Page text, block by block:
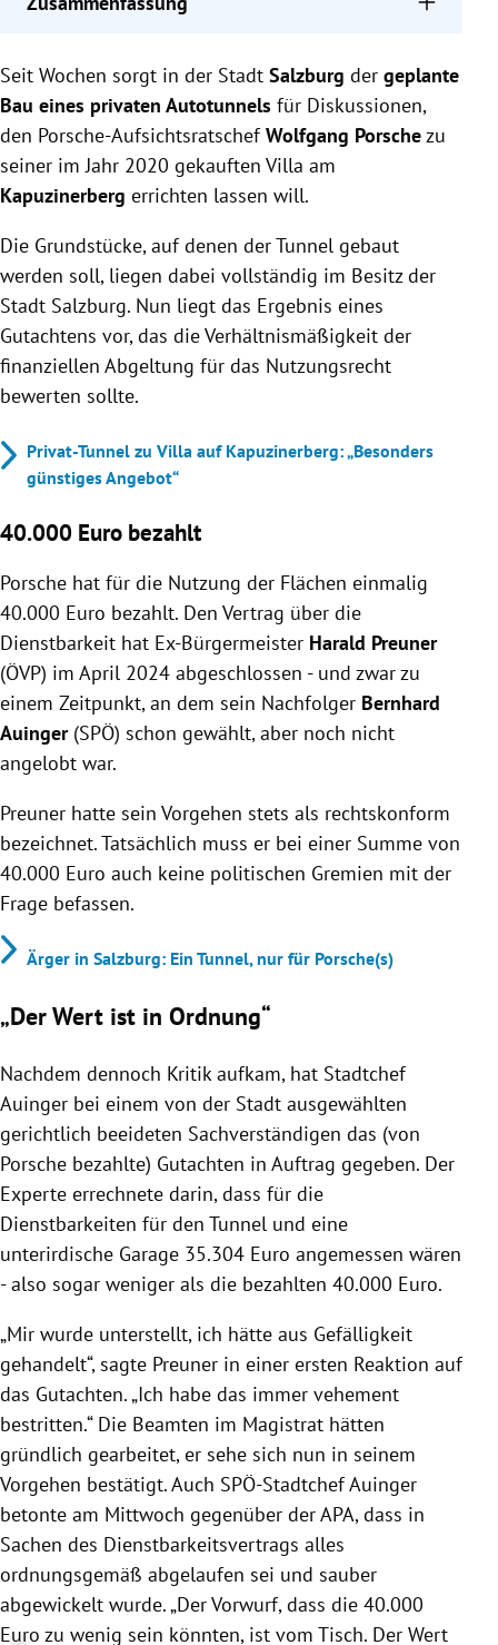
das Nutzungsrecht der Grundstücke zum Bau eines
Porsche-Tunnels angemessen sind.
Ex-Bürgermeister Harald Preuner sieht sich in
seinem Vorgehen bestätigt, während die Bürgerliste
weiterhin Kritik äußert.
Für die Änderung des Flächenwidmungsplans ist
ein Gemeinderatsbeschluss erforderlich, der am 14.
Mai erwartet wird.
Seit Wochen sorgt in der Stadt Salzburg der geplante
Bau eines privaten Autotunnels für Diskussionen,
den Porsche-AufsichtsratschefWolfgang Porschezu
seiner im Jahr 2020 gekauften Villa am
Kapuzinerberg errichten lassen will.
Die Grundstücke, auf denen der Tunnel gebaut
werden soll, liegen dabei vollständig im Besitz der
Stadt Salzburg. Nun liegt das Ergebnis eines
Gutachtens vor, das die Verhältnismäßigkeit der
finanziellen Abgeltung für das Nutzungsrecht
bewerten sollte.
Privat-Tunnel zu Villa auf Kapuzinerberg: „Besonders
günstiges Angebot“
40.000 Euro bezahlt
Porsche hat für die Nutzung der Flächen einmalig
40.000 Euro bezahlt. Den Vertrag über die
Dienstbarkeit hat Ex-Bürgermeister Harald Preuner
(ÖVP) im April 2024 abgeschlossen - und zwar zu
einem Zeitpunkt, an dem sein Nachfolger Bernhard
Auinger (SPÖ) schon gewählt, aber noch nicht
angelobt war.
Preuner hatte sein Vorgehen stets als rechtskonform
bezeichnet. Tatsächlich muss er bei einer Summe von
40.000 Euro auch keine politischen Gremien mit der
Frage befassen.
Ärger in Salzburg: Ein Tunnel, nur für Porsche(s)
„Der Wert ist in Ordnung“
Nachdem dennoch Kritik aufkam, hat Stadtchef
Auinger bei einem von der Stadt ausgewählten
gerichtlich beeideten Sachverständigen das (von
Porsche bezahlte) Gutachten in Auftrag gegeben. Der
Experte errechnete darin, dass für die
Dienstbarkeiten für den Tunnel und eine
unterirdische Garage 35.304 Euro angemessen wären
- also sogar weniger als die bezahlten 40.000 Euro.
„Mir wurde unterstellt, ich hätte aus Gefälligkeit
gehandelt“, sagte Preuner in einer ersten Reaktion auf
das Gutachten. „Ich habe das immer vehement
bestritten.“ Die Beamten im Magistrat hätten
gründlich gearbeitet, er sehe sich nun in seinem
Vorgehen bestätigt. Auch SPÖ-Stadtchef Auinger
betonte am Mittwoch gegenüber der APA, dass in
Sachen des Dienstbarkeitsvertrags alles
ordnungsgemäß abgelaufen sei und sauber
abgewickelt wurde. „Der Vorwurf, dass die 40.000
Euro zu wenig sein könnten, ist vom Tisch. Der Wert